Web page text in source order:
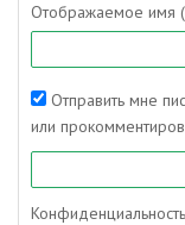
Отображаемое имя
Отправить мне
или